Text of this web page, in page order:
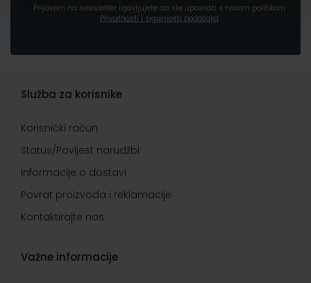
Prijavom na newsletter izjavljujete da ste upoznati s našom politikom
Privatnosti i sigurnosti podataka
Služba za korisnike
Korisnički račun
Status/Povijest narudžbi
Informacije o dostavi
Povrat proizvoda i reklamacije
Kontaktirajte nas
Važne informacije